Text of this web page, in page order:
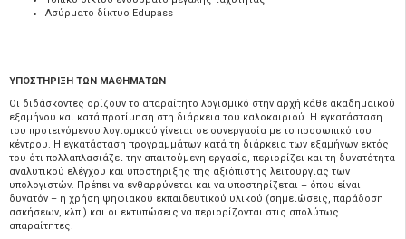
Ασύρματο δίκτυο Edupass
ΥΠOΣΤΗΡΙΞΗ ΤΩΝ ΜΑΘΗΜΑΤΩΝ
Οι διδάσκοντες ορίζουν το απαραίτητο λογισμικό στην αρχή κάθε ακαδημαϊκού
εξαμήνου και κατά προτίμηση στη διάρκεια του καλοκαιριού. Η εγκατάσταση
του προτεινόμενου λογισμικού γίνεται σε συνεργασία με το προσωπικό του
κέντρου. Η εγκατάσταση προγραμμάτων κατά τη διάρκεια των εξαμήνων εκτός
του ότι πολλαπλασιάζει την απαιτούμενη εργασία, περιορίζει και τη δυνατότητα
αναλυτικού ελέγχου και υποστήριξης της αξιόπιστης λειτουργίας των
υπολογιστών. Πρέπει να ενθαρρύνεται και να υποστηρίζεται – όπου είναι
δυνατόν – η χρήση ψηφιακού εκπαιδευτικού υλικού (σημειώσεις, παράδοση
ασκήσεων, κλπ.) και οι εκτυπώσεις να περιορίζονται στις απολύτως
απαραίτητες.